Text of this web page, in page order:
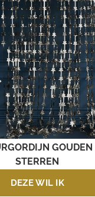
GOUDEN
STERREN
DEZE WIL IK